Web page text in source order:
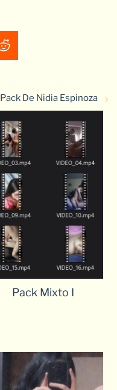
Pack De Nidia Espinoza
Pack Mixto I